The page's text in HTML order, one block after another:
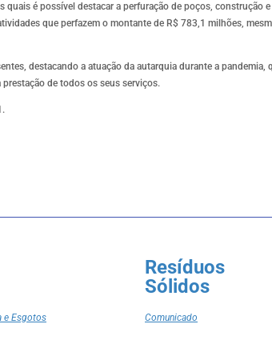
é possível destacar a perfuração de poços, construção
que perfazem o montante de R$ 783,1 milhões,
destacando a atuação da autarquia durante a pandemia,
de todos os seus serviços.
e Esgotos
Resíduos
Sólidos
Comunicado